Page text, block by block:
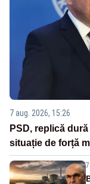
7 aug. 2026, 15:26
PSD, replică
situație de forță